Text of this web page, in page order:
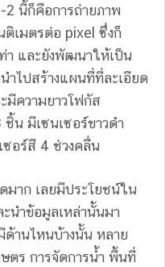
2 นี้ก็คือการถ่ายภาพ
ติเมตรต่อ pixel ซึ่งก็
า และยังพัฒนาให้เป็น
ำไปสร้างแผนที่ที่ละเอียด
มีความยาวโฟกัส
น มีเซนเซอร์ขาวดำ
ซอร์สี 4 ช่วงคลื่น
มาก เลยมีประโยชน์ใน
นำข้อมูลเหล่านั้นมา
านไหนบ้างนั้น หลาย
ตร การจัดการนํ้า พื้นที่